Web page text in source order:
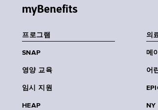
myBenefits
프로그램
SNAP
영양 교육
임시 지원
HEAP
의
메
어